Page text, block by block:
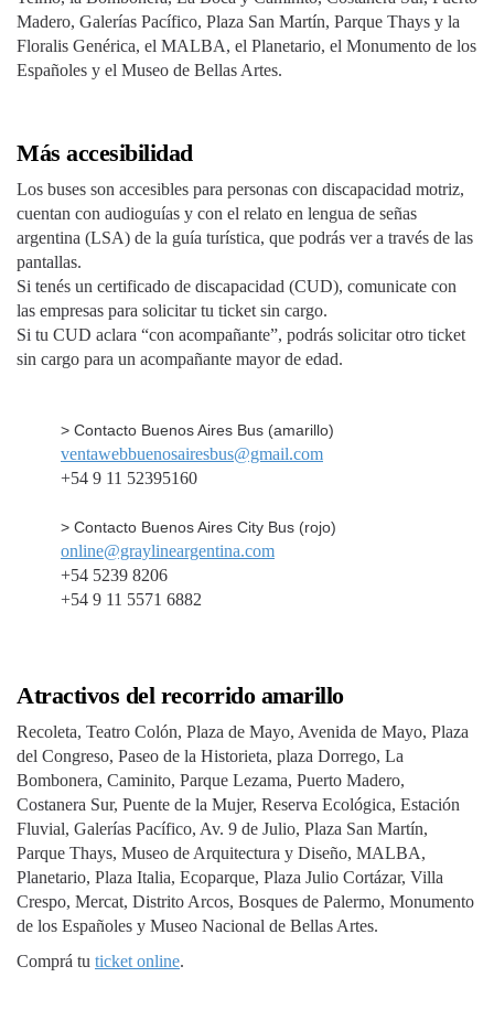
Madero, Galerías Pacífico, Plaza San Martín, Parque Thays y la
Floralis Genérica, el MALBA, el Planetario, el Monumento de los
Españoles y el Museo de Bellas Artes.
Más accesibilidad
Los buses son accesibles para personas con discapacidad motriz,
cuentan con audioguías y con el relato en lengua de señas
argentina (LSA) de la guía turística, que podrás ver a través de las
pantallas.
Si tenés un certificado de discapacidad (CUD), comunicate con
las empresas para solicitar tu ticket sin cargo.
Si tu CUD aclara “con acompañante”, podrás solicitar otro ticket
sin cargo para un acompañante mayor de edad.
> Contacto Buenos Aires Bus (amarillo)
ventawebbuenosairesbus@gmail.com
+54 9 11 52395160
> Contacto Buenos Aires City Bus (rojo)
online@graylineargentina.com
+54 5239 8206
+54 9 11 5571 6882
Atractivos del recorrido amarillo
Recoleta, Teatro Colón, Plaza de Mayo, Avenida de Mayo, Plaza
del Congreso, Paseo de la Historieta, plaza Dorrego, La
Bombonera, Caminito, Parque Lezama, Puerto Madero,
Costanera Sur, Puente de la Mujer, Reserva Ecológica, Estación
Fluvial, Galerías Pacífico, Av. 9 de Julio, Plaza San Martín,
Parque Thays, Museo de Arquitectura y Diseño, MALBA,
Planetario, Plaza Italia, Ecoparque, Plaza Julio Cortázar, Villa
Crespo, Mercat, Distrito Arcos, Bosques de Palermo, Monumento
de los Españoles y Museo Nacional de Bellas Artes.
Comprá tu ticket online.